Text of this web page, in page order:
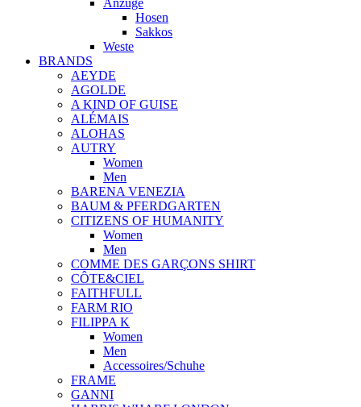
Anzüge
Hosen
Sakkos
Weste
BRANDS
AEYDE
AGOLDE
A KIND OF GUISE
ALÉMAIS
ALOHAS
AUTRY
Women
Men
BARENA VENEZIA
BAUM & PFERDGARTEN
CITIZENS OF HUMANITY
Women
Men
COMME DES GARÇONS SHIRT
CÔTE&CIEL
FAITHFULL
FARM RIO
FILIPPA K
Women
Men
Accessoires/Schuhe
FRAME
GANNI